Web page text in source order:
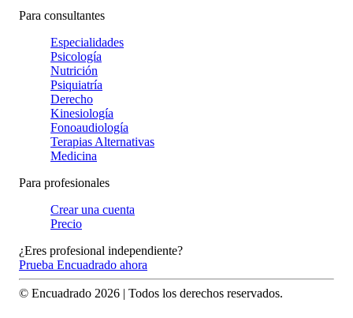
Para consultantes
Especialidades
Psicología
Nutrición
Psiquiatría
Derecho
Kinesiología
Fonoaudiología
Terapias Alternativas
Medicina
Para profesionales
Crear una cuenta
Precio
¿Eres profesional independiente?
Prueba Encuadrado ahora
© Encuadrado 2026 | Todos los derechos reservados.